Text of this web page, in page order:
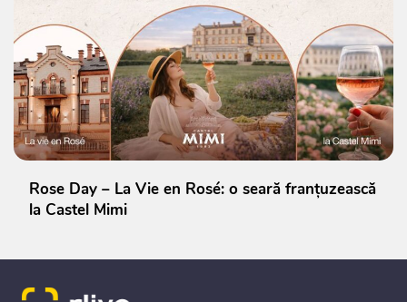
Rose Day – La Vie en Rosé: o seară franțuzească
la Castel Mimi